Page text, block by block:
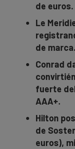
de euros.
Le
de marca.
Conrad
fuerte
AAA+.
Hilton
de
euros),